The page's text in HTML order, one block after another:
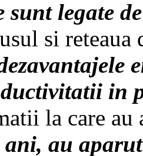
sunt legate
si reteaua
in
la care au
au aparut